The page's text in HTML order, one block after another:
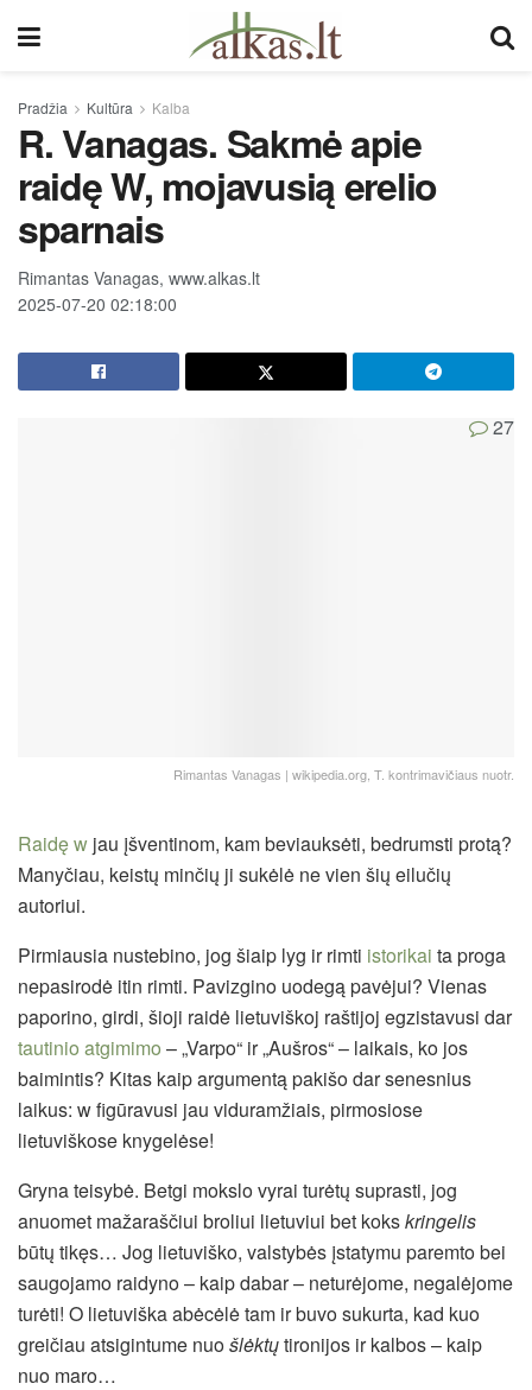
Pradžia Kultūra Kalba
R. Vanagas. Sakmė apie
raidę W, mojavusią erelio
sparnais
Rimantas Vanagas, www.alkas.lt
2025-07-20 02:18:00
27
Rimantas Vanagas | wikipedia.org, T. kontrimavičiaus nuotr.
Raidę w jau įšventinom, kam beviauksėti, bedrumsti protą?
Manyčiau, keistų minčių ji sukėlė ne vien šių eilučių
autoriui.
Pirmiausia nustebino, jog šiaip lyg ir rimti istorikai ta proga
nepasirodė itin rimti. Pavizgino uodegą pavėjui? Vienas
paporino, girdi, šioji raidė lietuviškoj raštijoj egzistavusi dar
tautinio atgimimo – „Varpo“ ir „Aušros“ – laikais, ko jos
baimintis? Kitas kaip argumentą pakišo dar senesnius
laikus: w figūravusi jau viduramžiais, pirmosiose
lietuviškose knygelėse!
Gryna teisybė. Betgi mokslo vyrai turėtų suprasti, jog
anuomet mažaraščiui broliui lietuviui bet kokskringelis
būtų tikęs… Jog lietuviško, valstybės įstatymu paremto bei
saugojamo raidyno – kaip dabar – neturėjome, negalėjome
turėti! O lietuviška abėcėlė tam ir buvo sukurta, kad kuo
greičiau atsigintume nuošlėktųtironijos ir kalbos – kaip
nuo maro…